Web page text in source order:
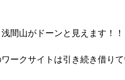
間山がドーンと見えます！！
ークサイトは引き続き借りて